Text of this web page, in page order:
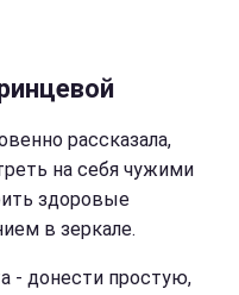
рассказала,
на себя чужими
здоровые
в зеркале.
- донести простую,